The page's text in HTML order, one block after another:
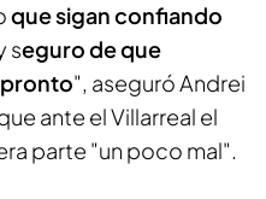
que sigan confiando
seguro de que
", aseguró Andrei
ante el Villarreal el
parte "un poco mal".